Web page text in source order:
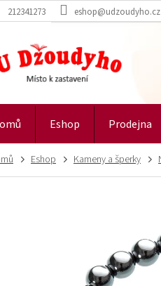
212341273 eshop@udzoudyho.cz
Eshop Prodejna
Eshop Kameny a šperky